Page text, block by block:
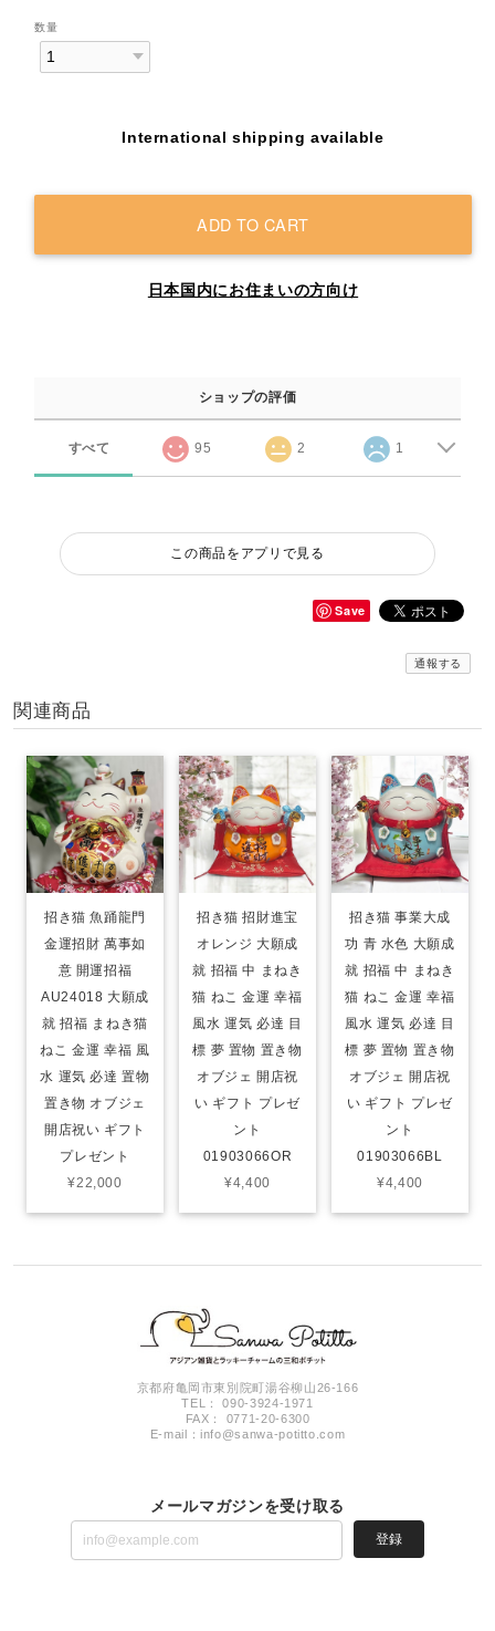
数量
International shipping available
ADD TO CART
日本国内にお住まいの方向け
ショップの評価
すべて 95 2 1
この商品をアプリで見る
Save
通報する
関連商品
招き猫 魚踊龍門
金運招財 萬事如
意 開運招福
AU24018 大願成
就 招福 まねき猫
ねこ 金運 幸福 風
水 運気 必達 置物
置き物 オブジェ
開店祝い ギフト
プレゼント
¥22,000
招き猫 招財進宝
オレンジ 大願成
就 招福 中 まねき
猫 ねこ 金運 幸福
風水 運気 必達 目
標 夢 置物 置き物
オブジェ 開店祝
い ギフト プレゼ
ント
01903066OR
¥4,400
招き猫 事業大成
功 青 水色 大願成
就 招福 中 まねき
猫 ねこ 金運 幸福
風水 運気 必達 目
標 夢 置物 置き物
オブジェ 開店祝
い ギフト プレゼ
ント
01903066BL
¥4,400
京都府亀岡市東別院町湯谷柳山26-166
TEL： 090-3924-1971
FAX： 0771-20-6300
E-mail：info@sanwa-potitto.com
メールマガジンを受け取る
登録